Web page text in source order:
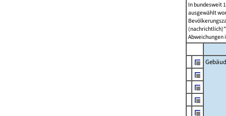
In bundesweit
ausgewählt
Abweichungen